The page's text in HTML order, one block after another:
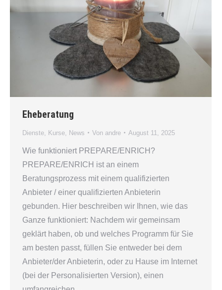
Eheberatung
Dienste Kurse News Von andre August 11, 2025
Wie funktioniert PREPARE/ENRICH?
PREPARE/ENRICH ist an einem
Beratungsprozess mit einem qualifizierten
Anbieter / einer qualifizierten Anbieterin
gebunden. Hier beschreiben wir Ihnen, wie das
Ganze funktioniert: Nachdem wir gemeinsam
geklärt haben, ob und welches Programm für Sie
am besten passt, füllen Sie entweder bei dem
Anbieter/der Anbieterin, oder zu Hause im Internet
(bei der Personalisierten Version), einen